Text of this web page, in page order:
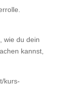
wie du dein
kannst,
kurs-